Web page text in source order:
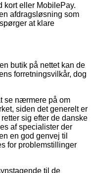
kort eller MobilePay.
afdragsløsning som
at klare
butik på nettet kan de
forretningsvilkår, dog
se nærmere på om
siden det generelt er
sig efter de danske
af specialister der
en god genvej til
for problemstillinger
til de